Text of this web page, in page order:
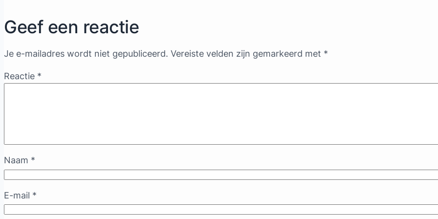
Geef een reactie
Je e-mailadres wordt niet gepubliceerd. Vereiste velden zijn gemarkeerd met *
Reactie *
Naam *
E-mail *